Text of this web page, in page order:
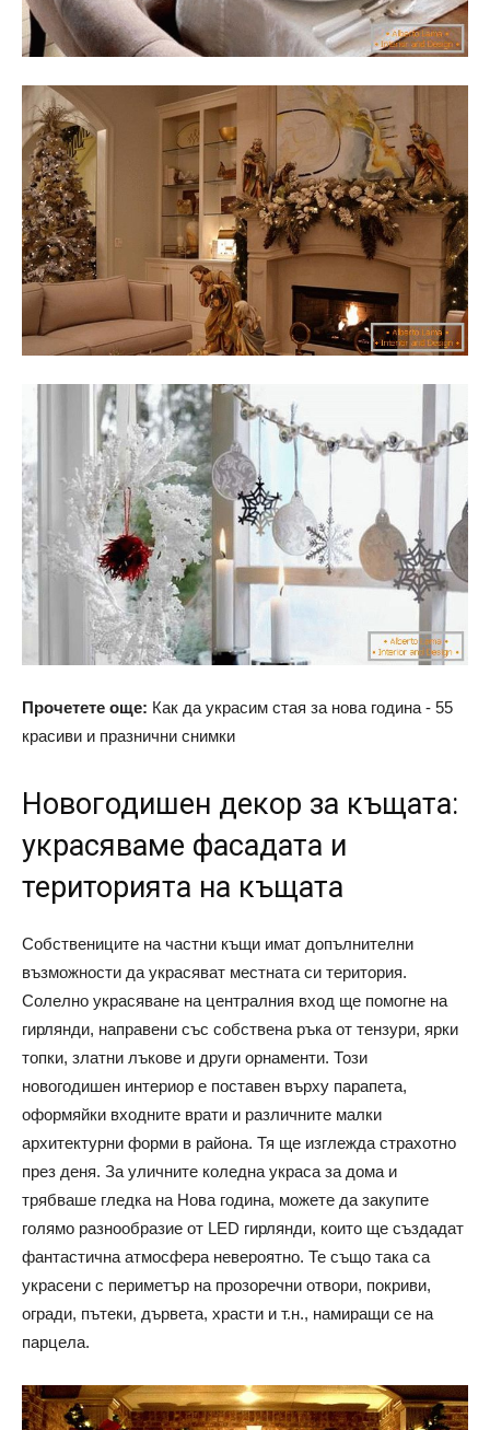
Прочетете още: Как да украсим стая за нова година - 55
красиви и празнични снимки
Новогодишен декор за къщата:
украсяваме фасадата и
територията на къщата
Собствениците на частни къщи имат допълнителни
възможности да украсяват местната си територия.
Солелно украсяване на централния вход ще помогне на
гирлянди, направени със собствена ръка от тензури, ярки
топки, златни лъкове и други орнаменти. Този
новогодишен интериор е поставен върху парапета,
оформяйки входните врати и различните малки
архитектурни форми в района. Тя ще изглежда страхотно
през деня. За уличните коледна украса за дома и
трябваше гледка на Нова година, можете да закупите
голямо разнообразие от LED гирлянди, които ще създадат
фантастична атмосфера невероятно. Те също така са
украсени с периметър на прозоречни отвори, покриви,
огради, пътеки, дървета, храсти и т.н., намиращи се на
парцела.